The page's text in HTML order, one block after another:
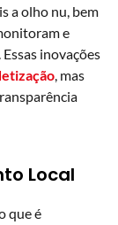
a olho nu, bem
e
inovações
, mas
Local
que é